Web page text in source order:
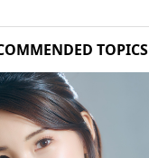
TOPICS